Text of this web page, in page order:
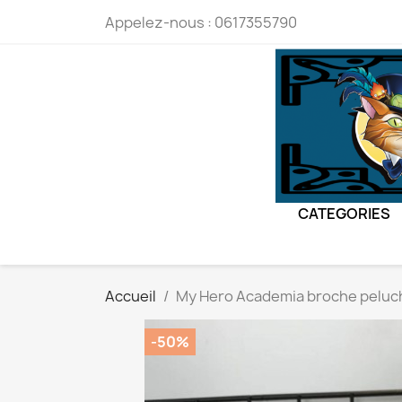
Appelez-nous : 0617355790
CATEGORIES
Accueil My Hero Academia broche
-50%